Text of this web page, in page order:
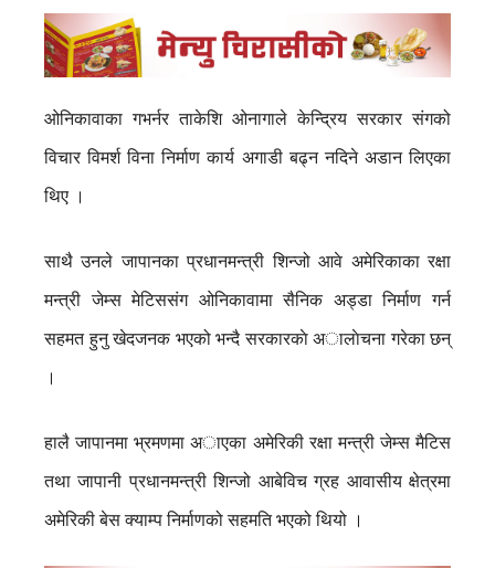
ओनिकावाका गभर्नर ताकेशि ओनागाले केन्द्रिय सरकार संगको
विचार विमर्श विना निर्माण कार्य अगाडी बढ्न नदिने अडान लिएका
थिए ।
साथै उनले जापानका प्रधानमन्त्री शिन्जो आवे अमेरिकाका रक्षा
मन्त्री जेम्स मेटिससंग ओनिकावामा सैनिक अड्डा निर्माण गर्न
सहमत हुनु खेदजनक भएको भन्दै सरकारकाे अालाेचना गरेका छन्
।
हालै जापानमा भ्रमणमा अाएका अमेरिकी रक्षा मन्त्री जेम्स मैटिस
तथा जापानी प्रधानमन्त्री शिन्जो आबेविच ग्रह आवासीय क्षेत्रमा
अमेरिकी बेस क्याम्प निर्माणको सहमति भएको थियो ।